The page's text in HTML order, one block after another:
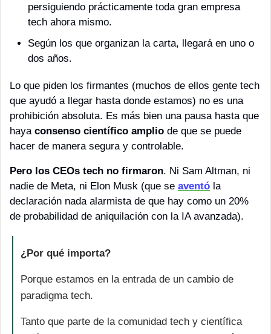
persiguiendo prácticamente toda gran empresa
tech ahora mismo.
Según los que organizan la carta, llegará en uno o
dos años.
Lo que piden los firmantes (muchos de ellos gente tech
que ayudó a llegar hasta donde estamos) no es una
prohibición absoluta. Es más bien una pausa hasta que
haya consenso científico amplio de que se puede
hacer de manera segura y controlable.
Pero los CEOs tech no firmaron. Ni Sam Altman, ni
nadie de Meta, ni Elon Musk (que se aventó la
declaración nada alarmista de que hay como un 20%
de probabilidad de aniquilación con la IA avanzada).
¿Por qué importa?
Porque estamos en la entrada de un cambio de
paradigma tech.
Tanto que parte de la comunidad tech y científica